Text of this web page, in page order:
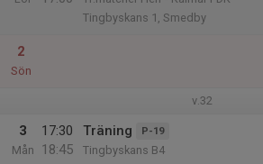
Tingbyskans 1, Smedby
2
Sön
v.32
3
Mån
17:30
18:45
Träning P-19
Tingbyskans B4